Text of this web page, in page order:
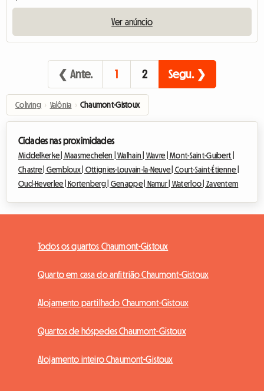
Ver anúncio
❮ Ante. 1 2 Segu. ❯
Coliving › Valônia › Chaumont-Gistoux
Cidades nas proximidades
Middelkerke | Maasmechelen |Walhain | Wavre |Mont-Saint-Guibert |
Chastre | Gembloux | Ottignies-Louvain-la-Neuve |Court-Saint-Étienne |
Oud-Heverlee |
Kortenberg | Genappe | Namur | Waterloo | Zaventem
Todos os quartos Chaumont-Gistoux
Quarto em casa do anfitrião Chaumont-Gistoux
Alojamento partilhado Chaumont-Gistoux
Quartos de hóspedes Chaumont-Gistoux
Alojamento inteiro Chaumont-Gistoux